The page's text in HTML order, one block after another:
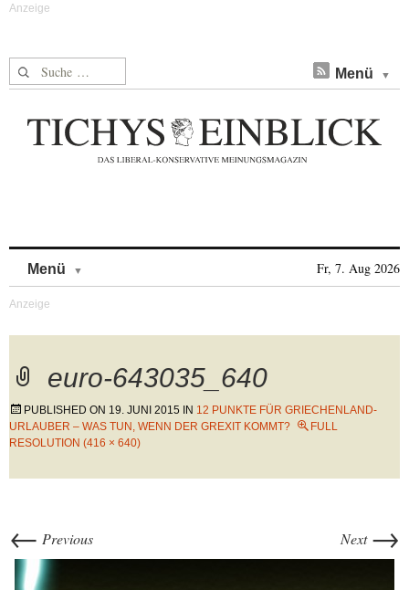
Suche nach: Menü
Menü Fr, 7. Aug 2026
euro-643035_640
PUBLISHED ON 19. JUNI 2015 IN 12 PUNKTE FÜR GRIECHENLAND-
URLAUBER – WAS TUN, WENN DER GREXIT KOMMT?
FULL
RESOLUTION (416 × 640)
← Previous Next →